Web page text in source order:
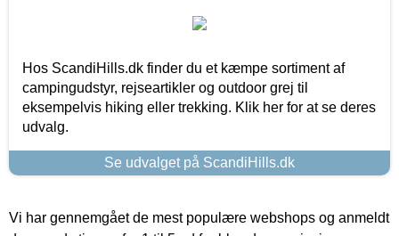
Hos ScandiHills.dk finder du et kæmpe sortiment af
campingudstyr, rejseartikler og outdoor grej til
eksempelvis hiking eller trekking. Klik her for at se deres
udvalg.
Se udvalget på ScandiHills.dk
Vi har gennemgået de mest populære webshops og anmeldt